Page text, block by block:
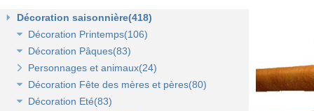
Décoration saisonnière(418)
Décoration Printemps(106)
Décoration vitrine de printemps(18)
Arbres et plantes printemps-été(20)
Bouquets fleurs et fruits(43)
Mini-maisons et jardins(19)
Décoration Pâques(83)
Décoration vitrine de Pâques(14)
Décors de Pâques : les animaux(13)
Décors Pâques : Les Oeufs de Pâques(12)
Personnages et animaux(24)
Décoration Fête des mères et pères(80)
Décor vitrine de fête des mères et pères(21)
Décoration Eté(83)